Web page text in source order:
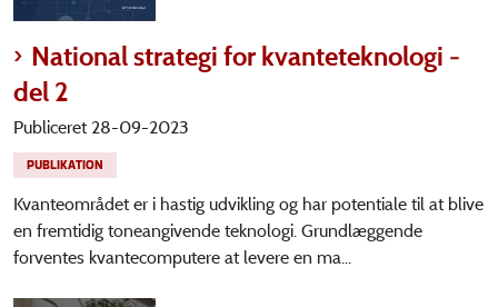
National strategi for kvanteteknologi -
del 2
Publiceret 28-09-2023
PUBLIKATION
Kvanteområdet er i hastig udvikling og har potentiale til at blive
en fremtidig toneangivende teknologi. Grundlæggende
forventes kvantecomputere at levere en ma...